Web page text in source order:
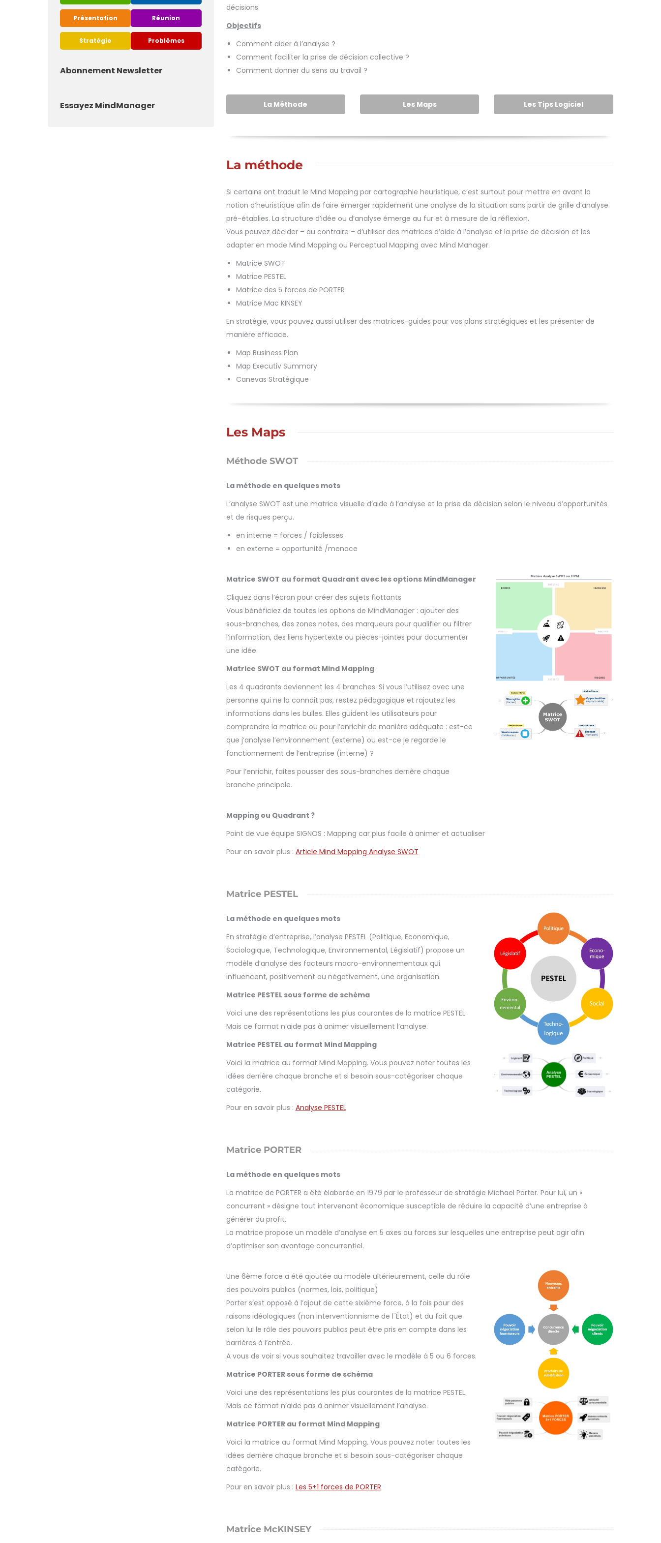
décisions.
Objectifs
Comment aider à l’analyse ?
Comment faciliter la prise de décision collective ?
Comment donner du sens au travail ?
La Méthode Les Maps Les Tips Logiciel
La méthode
Si certains ont traduit le Mind Mapping par cartographie heuristique, c’est surtout pour mettre en avant la
notion d’heuristique afin de faire émerger rapidement une analyse de la situation sans partir de grille d’analyse
pré-établies. La structure d’idée ou d’analyse émerge au fur et à mesure de la réflexion.
Vous pouvez décider – au contraire – d’utiliser des matrices d’aide à l’analyse et la prise de décision et les
adapter en mode Mind Mapping ou Perceptual Mapping avec Mind Manager.
Matrice SWOT
Matrice PESTEL
Matrice des 5 forces de PORTER
Matrice Mac KINSEY
En stratégie, vous pouvez aussi utiliser des matrices-guides pour vos plans stratégiques et les présenter de
manière efficace.
Map Business Plan
Map Executiv Summary
Canevas Stratégique
Les Maps
Méthode SWOT
La méthode en quelques mots
L’analyse SWOT est une matrice visuelle d’aide à l’analyse et la prise de décision selon le niveau d’opportunités
et de risques perçu.
en interne = forces / faiblesses
en externe = opportunité /menace
Matrice SWOT au format Quadrant avec les options MindManager
Cliquez dans l’écran pour créer des sujets flottants
Vous bénéficiez de toutes les options de MindManager : ajouter des
sous-branches, des zones notes, des marqueurs pour qualifier ou filtrer
l’information, des liens hypertexte ou pièces-jointes pour documenter
une idée.
Matrice SWOT au format Mind Mapping
Les 4 quadrants deviennent les 4 branches. Si vous l’utilisez avec une
personne qui ne la connait pas, restez pédagogique et rajoutez les
informations dans les bulles. Elles guident les utilisateurs pour
comprendre la matrice ou pour l’enrichir de manière adéquate : est-ce
que j’analyse l’environnement (externe) ou est-ce je regarde le
fonctionnement de l’entreprise (interne) ?
Pour l’enrichir, faites pousser des sous-branches derrière chaque
branche principale.
Mapping ou Quadrant ?
Point de vue équipe SIGNOS : Mapping car plus facile à animer et actualiser
Pour en savoir plus : Article Mind Mapping Analyse SWOT
Matrice PESTEL
La méthode en quelques mots
En stratégie d’entreprise, l’analyse PESTEL (Politique, Economique,
Sociologique, Technologique, Environnemental, Législatif) propose un
modèle d’analyse des facteurs macro-environnementaux qui
influencent, positivement ou négativement, une organisation.
Matrice PESTEL sous forme de schéma
Voici une des représentations les plus courantes de la matrice PESTEL.
Mais ce format n’aide pas à animer visuellement l’analyse.
Matrice PESTEL au format Mind Mapping
Voici la matrice au format Mind Mapping. Vous pouvez noter toutes les
idées derrière chaque branche et si besoin sous-catégoriser chaque
catégorie.
Pour en savoir plus : Analyse PESTEL
Matrice PORTER
La méthode en quelques mots
La matrice de PORTER a été élaborée en 1979 par le professeur de stratégie Michael Porter. Pour lui, un «
concurrent » désigne tout intervenant économique susceptible de réduire la capacité d’une entreprise à
générer du profit.
La matrice propose un modèle d’analyse en 5 axes ou forces sur lesquelles une entreprise peut agir afin
d’optimiser son avantage concurrentiel.
Une 6ème force a été ajoutée au modèle ultérieurement, celle du rôle
des pouvoirs publics (normes, lois, politique)
Porter s’est opposé à l’ajout de cette sixième force, à la fois pour des
raisons idéologiques (non interventionnisme de l´État) et du fait que
selon lui le rôle des pouvoirs publics peut être pris en compte dans les
barrières à l’entrée.
A vous de voir si vous souhaitez travailler avec le modèle à 5 ou 6 forces.
Matrice PORTER sous forme de schéma
Voici une des représentations les plus courantes de la matrice PESTEL.
Mais ce format n’aide pas à animer visuellement l’analyse.
Matrice PORTER au format Mind Mapping
Voici la matrice au format Mind Mapping. Vous pouvez noter toutes les
idées derrière chaque branche et si besoin sous-catégoriser chaque
catégorie.
Pour en savoir plus : Les 5+1 forces de PORTER
Matrice McKINSEY
Présentation Réunion
Stratégie Problèmes
Abonnement Newsletter
Essayez MindManager